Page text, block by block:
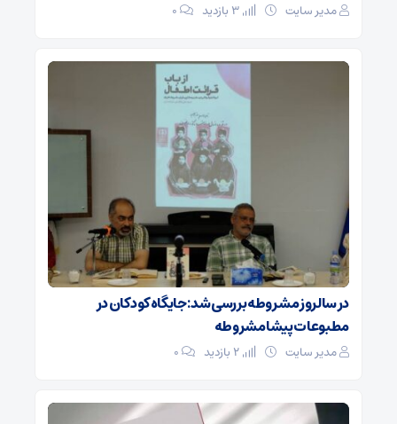
مدیر سایت ۰
در سالروز مشروطه بررسی شد: جایگاه کودکان در
مطبوعات پیشامشروطه
مدیر سایت ۰